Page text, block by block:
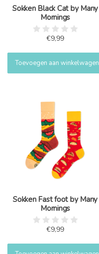
Sokken Black Cat by Many
Mornings
€9,99
Toevoegen aan winkelwagen
Sokken Fast foot by Many
Mornings
€9,99